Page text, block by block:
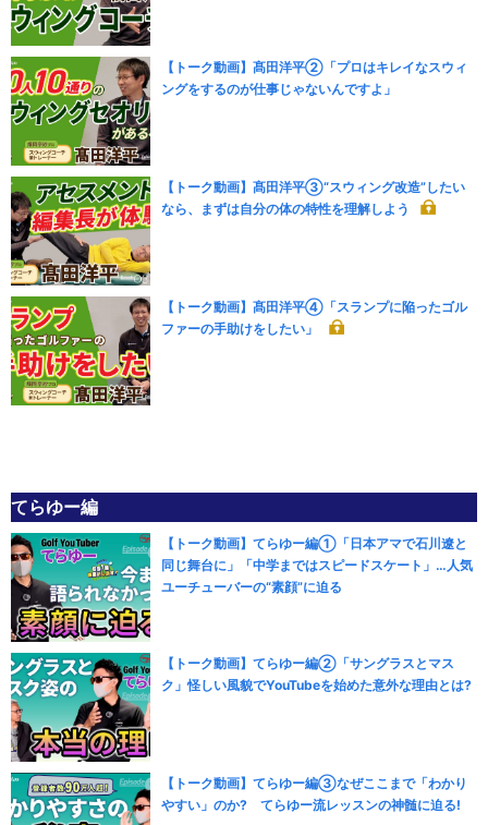
【トーク動画】髙田洋平②「プロはキレイなスウィ
ングをするのが仕事じゃないんですよ」
【トーク動画】髙田洋平③“スウィング改造”したい
なら、まずは自分の体の特性を理解しよう
【トーク動画】髙田洋平④「スランプに陥ったゴル
ファーの手助けをしたい」
てらゆー編
【トーク動画】てらゆー編①「日本アマで石川遼と
同じ舞台に」「中学まではスピードスケート」…人気
ユーチューバーの“素顔”に迫る
【トーク動画】てらゆー編②「サングラスとマス
ク」怪しい風貌でYouTubeを始めた意外な理由とは?
【トーク動画】てらゆー編③なぜここまで「わかり
やすい」のか? てらゆー流レッスンの神髄に迫る!